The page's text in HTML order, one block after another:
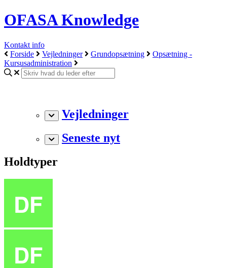
OFASA Knowledge
Kontakt info
Forside
Vejledninger Grundopsætning
Opsætning -
Kursusadministration
Vejledninger
Seneste nyt
Holdtyper